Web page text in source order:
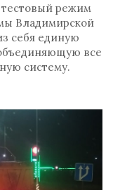
тестовый режим
Владимирской
себя единую
все
систему.